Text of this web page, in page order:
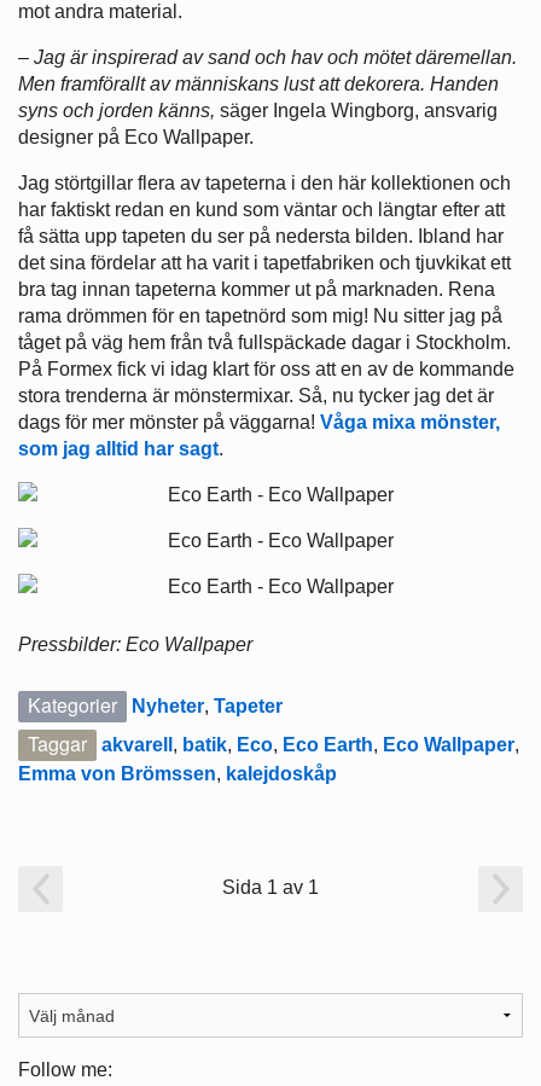
mot andra material.
– Jag är inspirerad av sand och hav och mötet däremellan.
Men framförallt av människans lust att dekorera. Handen
syns och jorden känns, säger Ingela Wingborg, ansvarig
designer på Eco Wallpaper.
Jag störtgillar flera av tapeterna i den här kollektionen och
har faktiskt redan en kund som väntar och längtar efter att
få sätta upp tapeten du ser på nedersta bilden. Ibland har
det sina fördelar att ha varit i tapetfabriken och tjuvkikat ett
bra tag innan tapeterna kommer ut på marknaden. Rena
rama drömmen för en tapetnörd som mig! Nu sitter jag på
tåget på väg hem från två fullspäckade dagar i Stockholm.
På Formex fick vi idag klart för oss att en av de kommande
stora trenderna är mönstermixar. Så, nu tycker jag det är
dags för mer mönster på väggarna! Våga mixa mönster,
som jag alltid har sagt.
Pressbilder: Eco Wallpaper
Kategorier Nyheter, Tapeter
Taggar akvarell , batik, Eco, Eco Earth, Eco Wallpaper,
Emma von Brömssen, kalejdoskåp
Sida 1 av 1
Follow me: